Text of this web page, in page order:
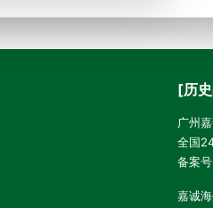
[历
广州
全国
备案
嘉诚